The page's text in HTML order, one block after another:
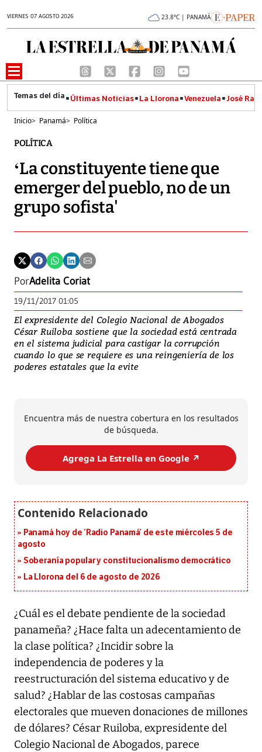
VIERNES 07 AGOSTO 2026 23.8°C | PANAMÁ
Últimas Noticias La Llorona Venezuela José
Inicio> Panamá> Política
POLÍTICA
‘La constituyente tiene que
emerger del pueblo, no de un
grupo sofista'
PorAdelita Coriat
19/11/2017 01:05
El expresidente del Colegio Nacional de Abogados
César Ruiloba sostiene que la sociedad está centrada
en el sistema judicial para castigar la corrupción
cuando lo que se requiere es una reingeniería de los
poderes estatales que la evite
Encuentra más de nuestra cobertura en los resultados
de búsqueda.
Agrega La Estrella en Google ↗️
Panamá hoy de ‘Radio Panamá’ de este miércoles 5 de
agosto
Soberanía popular y constitucionalismo democrático
La Llorona del 6 de agosto de 2026
¿Cuál es el debate pendiente de la sociedad
panameña? ¿Hace falta un adecentamiento de
la clase política? ¿Incidir sobre la
independencia de poderes y la
reestructuración del sistema educativo y de
salud? ¿Hablar de las costosas campañas
electorales que mueven donaciones de millones
de dólares? César Ruiloba, expresidente del
Colegio Nacional de Abogados, parece